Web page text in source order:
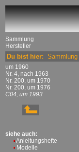
Sammlung
Hersteller
Du bist hier: Sammlung
um 1960
Nr. 4, nach 1963
Nr. 200, um 1970
Nr. 200, um 1976
C04, um 1993
siehe auch:
Anleitungshefte
Modelle